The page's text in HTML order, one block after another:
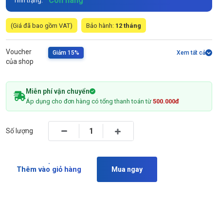
(Giá đã bao gồm VAT) Bảo hành: 12 tháng
Voucher
của shop
Giảm 15% Xem tất cả
Miễn phí vận chuyển
Áp dụng cho đơn hàng có tổng thanh toán từ 500.000đ
Số lượng
Thêm vào giỏ hàng Mua ngay